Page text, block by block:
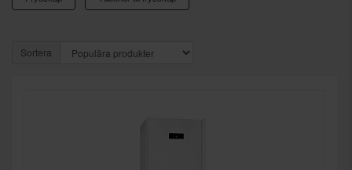
Sortera